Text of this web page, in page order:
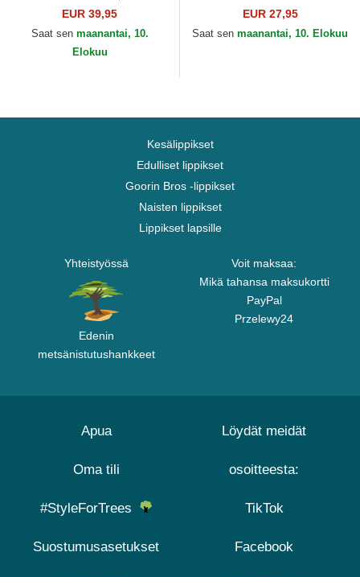
9FORTY APEX BP Boston
Red Sox MLB New Era
EUR 39,95
Saat sen maanantai, 10.
Elokuu
nauha 9TWENTY Core
Classic Boston Red Sox
EUR 27,95
Saat sen maanantai, 10. Elokuu
Kesälippikset
Edulliset lippikset
Goorin Bros -lippikset
Naisten lippikset
Lippikset lapsille
Yhteistyössä
Edenin
metsänistutushankkeet
Voit maksaa:
Mikä tahansa maksukortti
PayPal
Przelewy24
Apua
Oma tili
#StyleForTrees
Suostumusasetukset
Löydät meidät
osoitteesta:
TikTok
Facebook